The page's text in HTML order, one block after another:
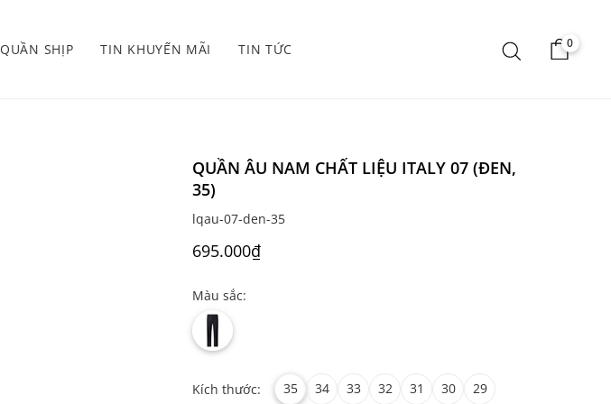
QUẦN SHỊP TIN KHUYẾN MÃI TIN TỨC 0
QUẦN ÂU NAM CHẤT LIỆU ITALY 07 (ĐEN,
35)
lqau-07-den-35
695.000₫
Màu sắc:
Kích thước: 35 34 33 32 31 30 29